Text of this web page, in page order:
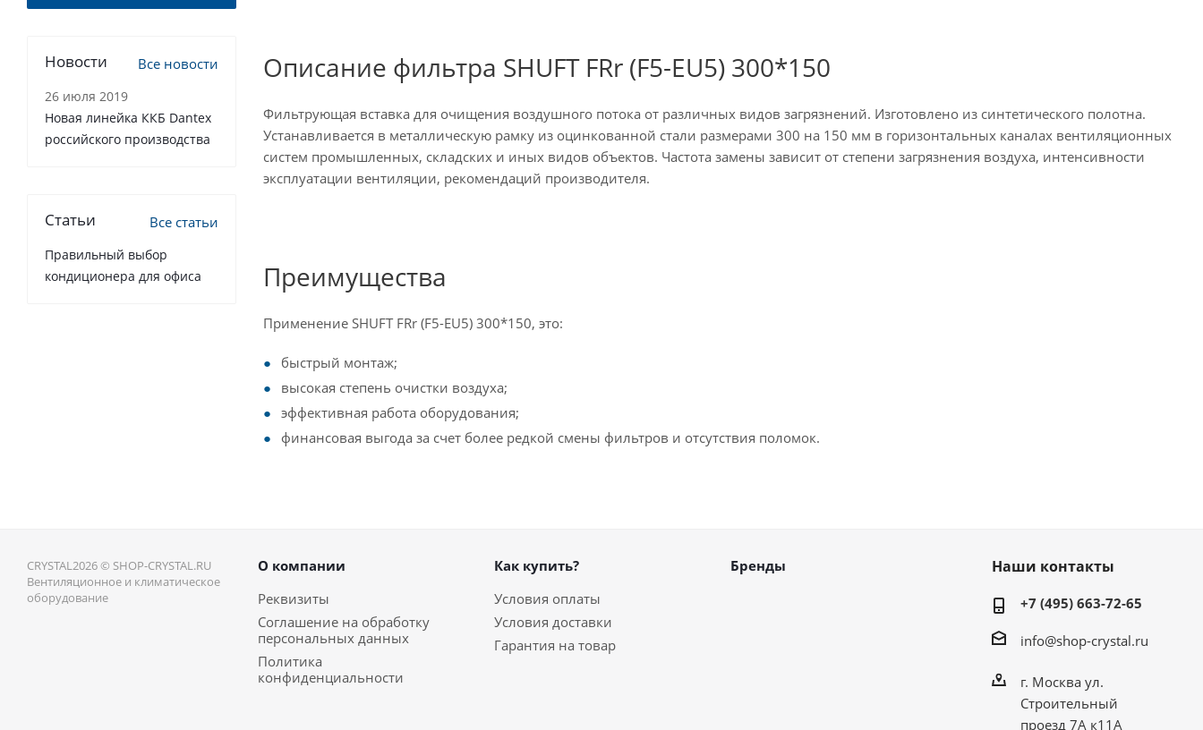
Описание фильтра SHUFT FRr (F5-EU5) 300*150
Фильтрующая вставка для очищения воздушного потока от различных видов загрязнений. Изготовлено из синтетического полотна.
Устанавливается в металлическую рамку из оцинкованной стали размерами 300 на 150 мм в горизонтальных каналах вентиляционных
систем промышленных, складских и иных видов объектов. Частота замены зависит от степени загрязнения воздуха, интенсивности
эксплуатации вентиляции, рекомендаций производителя.
Преимущества
Применение SHUFT FRr (F5-EU5) 300*150, это:
быстрый монтаж;
высокая степень очистки воздуха;
эффективная работа оборудования;
финансовая выгода за счет более редкой смены фильтров и отсутствия поломок.
Новости Все новости
26 июля 2019
Новая линейка ККБ Dantex
российского производства
Статьи Все статьи
Правильный выбор
кондиционера для офиса
CRYSTAL2026 © SHOP-CRYSTAL.RU
Вентиляционное и климатическое
оборудование
О компании
Реквизиты
Соглашение на обработку
персональных данных
Политика
конфиденциальности
Как купить?
Условия оплаты
Условия доставки
Гарантия на товар
Бренды Наши контакты
+7 (495) 663-72-65
info@shop-crystal.ru
г. Москва ул.
Строительный
проезд 7А к11А